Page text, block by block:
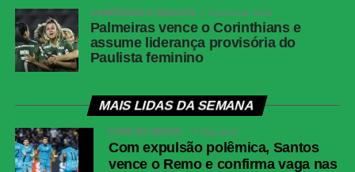
Kauan Toledo (Jordan Barrera/Lucas
Emanuel) e Arthur Cabral.Técnico: Franclim
Carvalho
Fluminense
(Hércules); Kevin Serna (Canobbio), Soteldo
(Luciano Acosta) e Rodrigo Castillo
(Hulk).Técnico: Luis Zubeldía
CAMPEONATO PAULISTA 2 semanas atrás
Palmeiras vence o Corinthians e
assume liderança provisória do
Paulista feminino
MAIS LIDAS DA SEMANA
COPA DO BRASIL 5 dias atrás
Com expulsão polêmica, Santos
vence o Remo e confirma vaga nas